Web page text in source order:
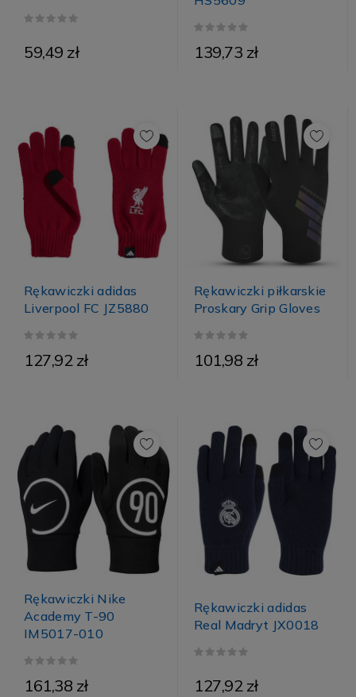
59,49 zł 139,73 zł
Rękawiczki adidas
Liverpool FC JZ5880
127,92 zł
Rękawiczki piłkarskie
Proskary Grip Gloves
101,98 zł
Rękawiczki Nike
Academy T-90
IM5017-010
161,38 zł
Rękawiczki adidas
Real Madryt JX0018
127,92 zł